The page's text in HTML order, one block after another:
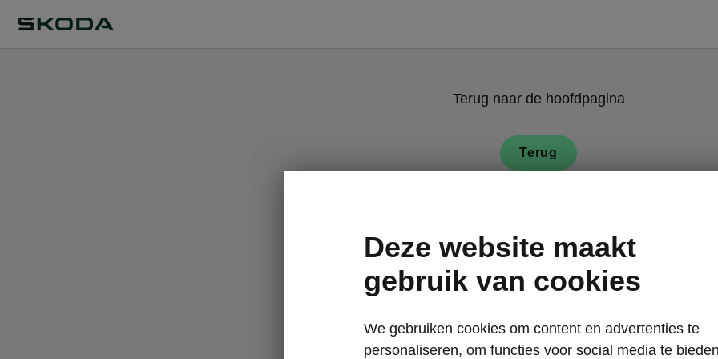
Terug naar de hoofdpagina
Terug
Deze website maakt
gebruik van cookies
We gebruiken cookies om content en advertenties te
personaliseren, om functies voor social media te